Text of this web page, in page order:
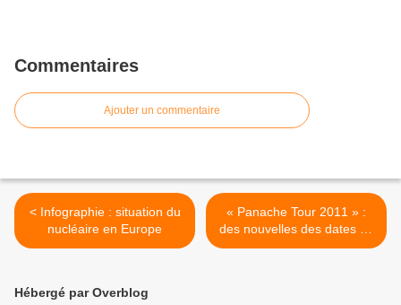
Commentaires
Ajouter un commentaire
< Infographie : situation du
nucléaire en Europe
« Panache Tour 2011 » :
des nouvelles des dates en
Chine >
Hébergé par Overblog